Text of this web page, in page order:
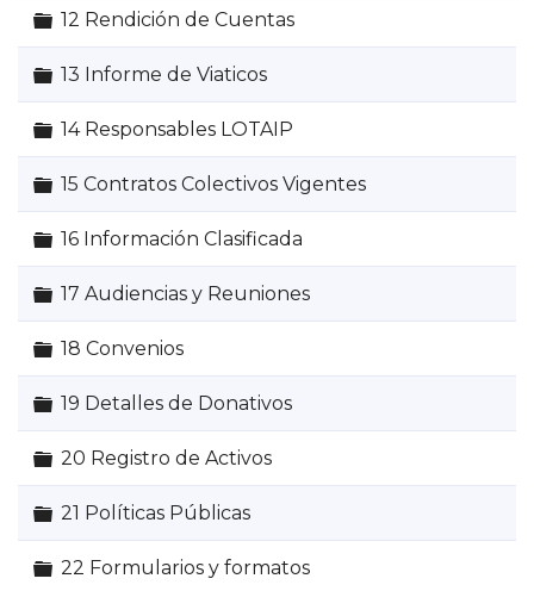
Carpeta
12 Rendición de Cuentas
Carpeta
13 Informe de Viaticos
Carpeta
14 Responsables LOTAIP
Carpeta
15 Contratos Colectivos Vigentes
Carpeta
16 Información Clasificada
Carpeta
17 Audiencias y Reuniones
Carpeta
18 Convenios
Carpeta
19 Detalles de Donativos
Carpeta
20 Registro de Activos
Carpeta
21 Políticas Públicas
Carpeta
22 Formularios y formatos